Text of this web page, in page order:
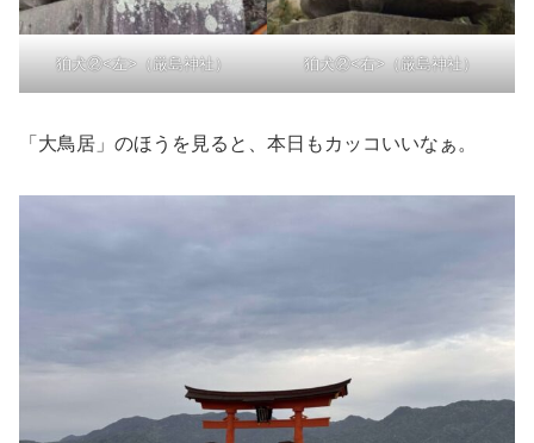
狛犬②<左>（厳島神社） 狛犬②<右>（厳島神社）
「大鳥居」のほうを見ると、本日もカッコいいなぁ。